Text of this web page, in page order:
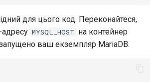
для цього код. Переконайтеся,
MYSQL_HOST на контейнер
ваш екземпляр MariaDB.